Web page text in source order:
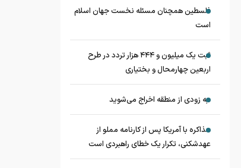
فلسطین همچنان مسئله نخست جهان اسلام
است
ثبت یک میلیون و ۴۴۴ هزار تردد در طرح
اربعین چهارمحال و بختیاری
به زودی از منطقه اخراج می‌شوید
مذاکره با آمریکا پس از کارنامه مملو از
عهدشکنی، تکرار یک خطای راهبردی است